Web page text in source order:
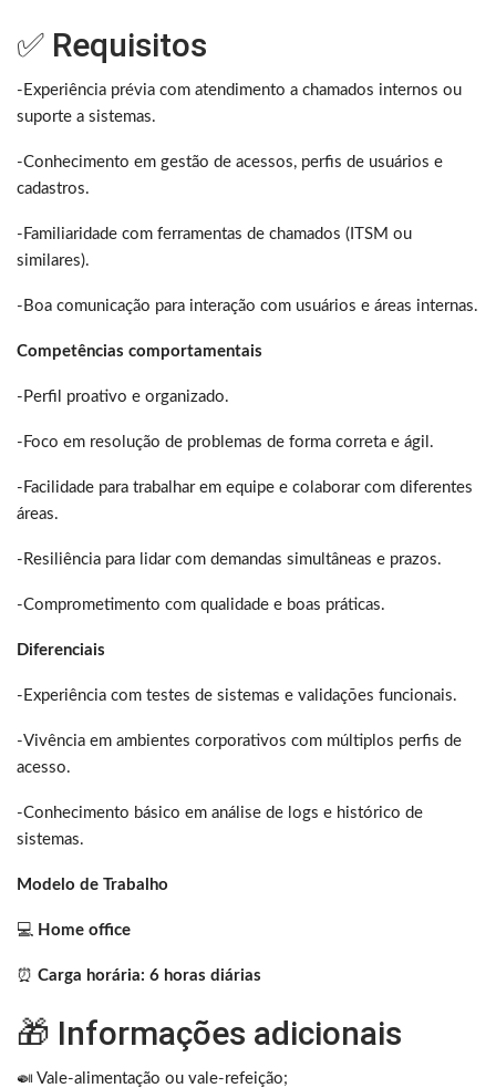
✅ Requisitos
-Experiência prévia com atendimento a chamados internos ou
suporte a sistemas.
-Conhecimento em gestão de acessos, perfis de usuários e
cadastros.
-Familiaridade com ferramentas de chamados (ITSM ou
similares).
-Boa comunicação para interação com usuários e áreas internas.
Competências comportamentais
-Perfil proativo e organizado.
-Foco em resolução de problemas de forma correta e ágil.
-Facilidade para trabalhar em equipe e colaborar com diferentes
áreas.
-Resiliência para lidar com demandas simultâneas e prazos.
-Comprometimento com qualidade e boas práticas.
Diferenciais
-Experiência com testes de sistemas e validações funcionais.
-Vivência em ambientes corporativos com múltiplos perfis de
acesso.
-Conhecimento básico em análise de logs e histórico de
sistemas.
Modelo de Trabalho
💻 Home office
⏰ Carga horária: 6 horas diárias
🎁 Informações adicionais
🍛 Vale-alimentação ou vale-refeição;